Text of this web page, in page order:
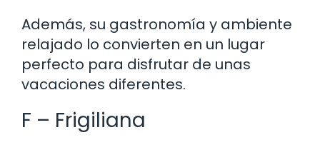
Además, su gastronomía y ambiente
relajado lo convierten en un lugar
perfecto para disfrutar de unas
vacaciones diferentes.
F – Frigiliana